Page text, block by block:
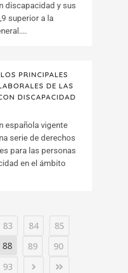
discapacidad y sus
superior a la
PRINCIPALES
DE LAS
DISCAPACIDAD
española vigente
serie de derechos
para las personas
en el ámbito
83 84
85
88 89
90
93